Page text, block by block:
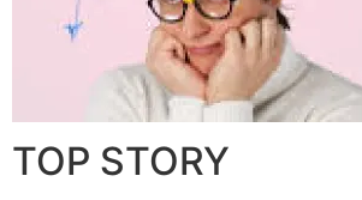
TOP STORY